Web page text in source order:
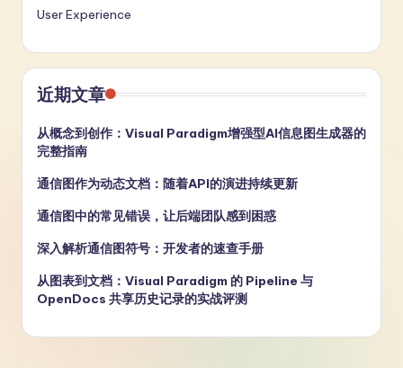
User Experience
近期文章
从概念到创作：Visual Paradigm增强型AI信息图生成器的
完整指南
通信图作为动态文档：随着API的演进持续更新
通信图中的常见错误，让后端团队感到困惑
深入解析通信图符号：开发者的速查手册
从图表到文档：Visual Paradigm 的 Pipeline 与
OpenDocs 共享历史记录的实战评测